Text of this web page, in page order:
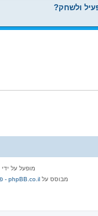
ולשחק?
מופעל על ידי
מבוסס עלphpBB.co.il - פורומים בעברית